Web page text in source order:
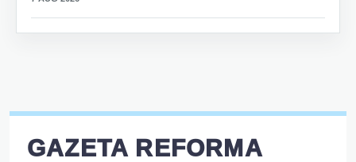
GAZETA REFORMA